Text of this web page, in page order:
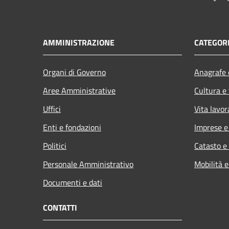
AMMINISTRAZIONE
Organi di Governo
Aree Amministrative
Uffici
Enti e fondazioni
Politici
Personale Amministrativo
Documenti e dati
Cultura
Vita
Imprese
Catasto
Mobilità
CONTATTI